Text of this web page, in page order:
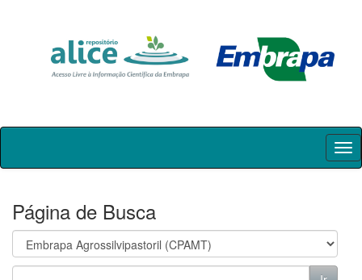
Skip
Página de Busca